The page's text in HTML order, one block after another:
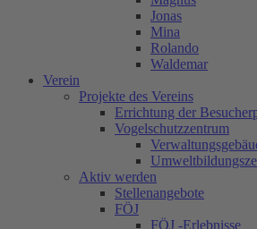
Jonas
Mina
Rolando
Waldemar
Verein
Projekte des Vereins
Errichtung der
Vogelschutzzentrum
Aktiv werden
Stellenangebote
FÖJ
FÖJ -Erlebnisse